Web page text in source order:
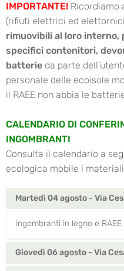
IMPORTANTE! Ricordiamo
(rifiuti elettrici ed
rimuovibili al loro interno,
specifici contenitori,
batterie da parte
personale delle ecoisole
il RAEE non abbia le
CALENDARIO DI
INGOMBRANTI
Consulta il calendario a
ecologica mobile i
Martedì 04 agosto - Via
Ingombranti in legno e RAEE
Giovedì 06 agosto - Via